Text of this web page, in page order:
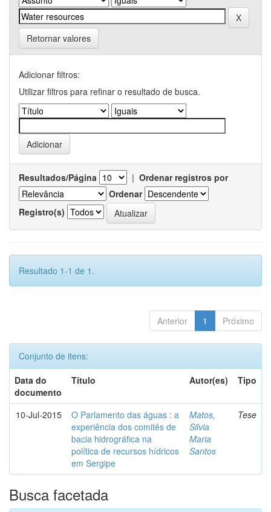
Retornar valores
Adicionar filtros:
Utilizar filtros para refinar o resultado de busca.
Resultados/Página | Ordenar registros por
Ordenar
Registro(s)
Resultado 1-1 de 1.
Anterior 1 Próximo
Conjunto de itens:
Data do
documento
Título Autor(es) Tipo
10-Jul-2015
O Parlamento das águas : a
experiência dos comitês de
bacia hidrográfica na
política de recursos hídricos
em Sergipe
Matos,
Silvia
Maria
Santos
Tese
Busca facetada